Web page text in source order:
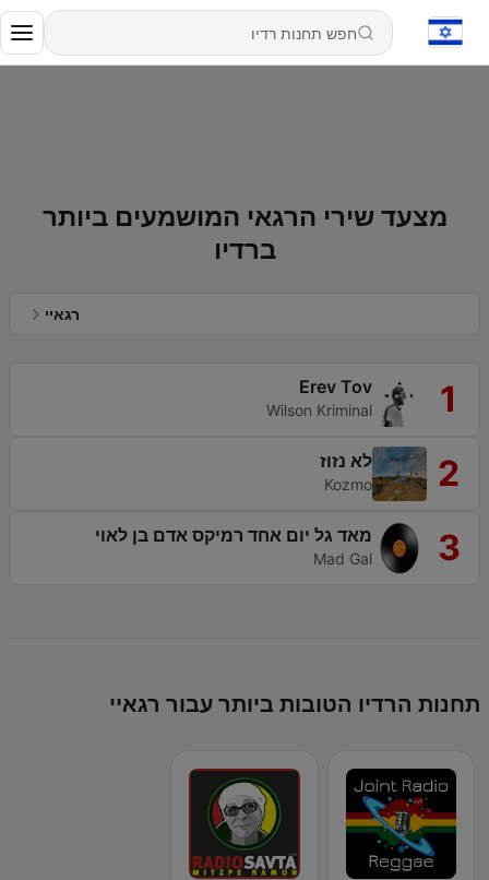
מצעד שירי הרגאי המושמעים ביותר
ברדיו
רגאיי
1
Erev Tov
Wilson Kriminal
2 לא נזוז
Kozmo
3 מאד גל יום אחד רמיקס אדם בן לאוי
Mad Gal
תחנות הרדיו הטובות ביותר עבור רגאיי